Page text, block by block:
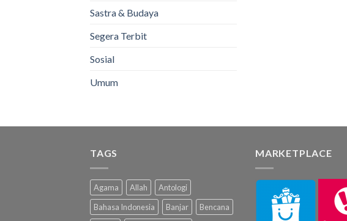
Sastra & Budaya
Segera Terbit
Sosial
Umum
TAGS
Agama Allah
Antologi
Bahasa Indonesia
Banjar
Bencana
MARKETPLACE